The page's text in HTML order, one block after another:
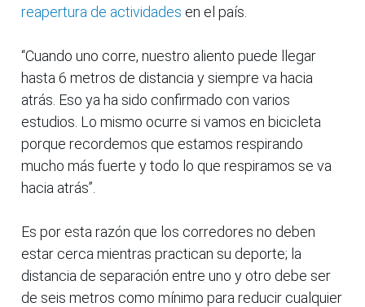
reapertura de actividades en el país.
“Cuando uno corre, nuestro aliento puede llegar
hasta 6 metros de distancia y siempre va hacia
atrás. Eso ya ha sido confirmado con varios
estudios. Lo mismo ocurre si vamos en bicicleta
porque recordemos que estamos respirando
mucho más fuerte y todo lo que respiramos se va
hacia atrás”.
Es por esta razón que los corredores no deben
estar cerca mientras practican su deporte; la
distancia de separación entre uno y otro debe ser
de seis metros como mínimo para reducir cualquier